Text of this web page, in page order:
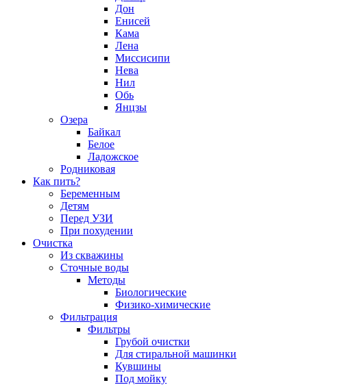
Дон
Енисей
Кама
Лена
Миссисипи
Нева
Нил
Обь
Янцзы
Озера
Байкал
Белое
Ладожское
Родниковая
Как пить?
Беременным
Детям
Перед УЗИ
При похудении
Очистка
Из скважины
Сточные воды
Методы
Биологические
Физико-химические
Фильтрация
Фильтры
Грубой очистки
Для стиральной машинки
Кувшины
Под мойку